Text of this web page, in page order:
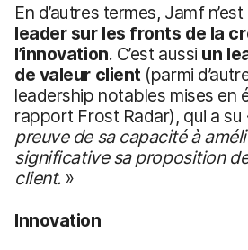
En d’autres termes, Jamf
leader sur les fronts de la
l’innovation. C’est aussi un
de valeur client (parmi
leadership notables mises en
rapport Frost Radar), qui a su
preuvede sa capacité à
significative sa proposition
client.»
Innovation